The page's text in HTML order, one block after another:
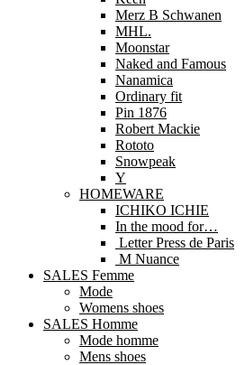
Merz B Schwanen
MHL.
Moonstar
Naked and Famous
Nanamica
Ordinary fit
Pin 1876
Robert Mackie
Rototo
Snowpeak
Y
HOMEWARE
ICHIKO ICHIE
In the mood for…
Letter Press de Paris
M Nuance
SALES Femme
Mode
Womens shoes
SALES Homme
Mode homme
Mens shoes